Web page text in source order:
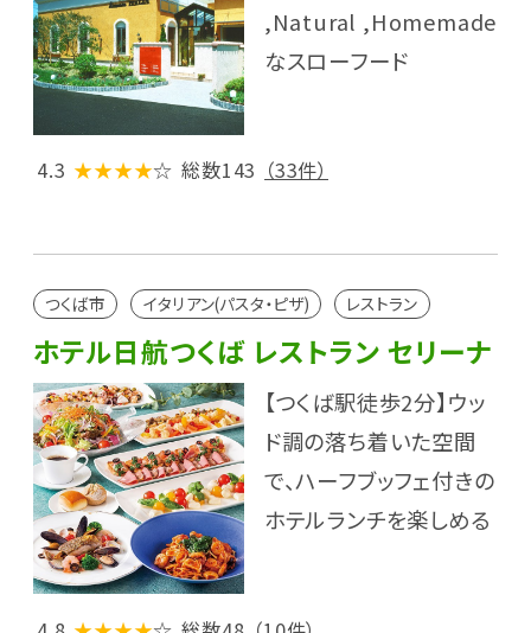
,Natural ,Homemade
なスローフード
4.3 ★★★★☆ 総数143 （33件）
つくば市 イタリアン(パスタ・ピザ) レストラン
ホテル日航つくば レストラン セリーナ
【つくば駅徒歩2分】ウッ
ド調の落ち着いた空間
で、ハーフブッフェ付きの
ホテルランチを楽しめる